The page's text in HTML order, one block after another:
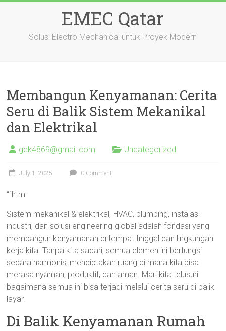
EMEC Qatar
Solusi Electro Mechanical untuk Proyek Modern
Membangun Kenyamanan: Cerita
Seru di Balik Sistem Mekanikal
dan Elektrikal
gek4869@gmail.com Uncategorized
July 1, 2025 0 Comment
“`html
Sistem mekanikal & elektrikal, HVAC, plumbing, instalasi
industri, dan solusi engineering global adalah fondasi yang
membangun kenyamanan di tempat tinggal dan lingkungan
kerja kita. Tanpa kita sadari, semua elemen ini berfungsi
secara harmonis, menciptakan ruang di mana kita bisa
merasa nyaman, produktif, dan aman. Mari kita telusuri
bagaimana semua ini bisa terjadi melalui cerita seru di balik
layar.
Di Balik Kenyamanan Rumah